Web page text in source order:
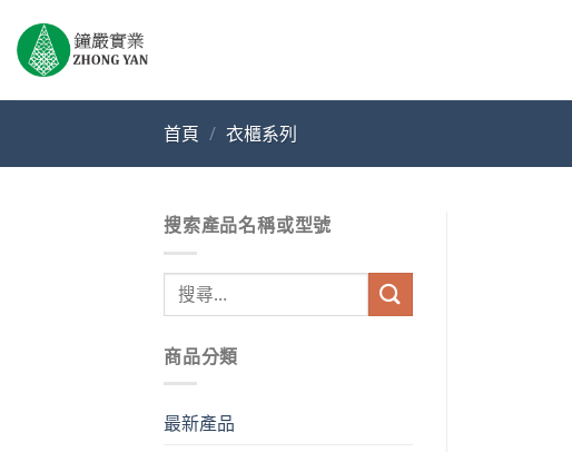
content
首頁 / 衣櫃系列
搜索產品名稱或型號
鍵
字:
商品分類
最新產品